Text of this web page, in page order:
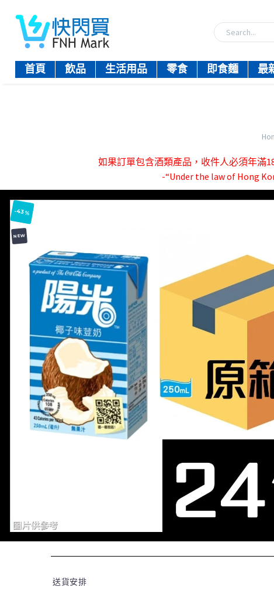
首頁 飲品 生活用品 零食 即食麵 最
如果訂單包含酒類產品，收件人必須年滿18
-“Under the law of Hong
-43%
NEW
送貨安排